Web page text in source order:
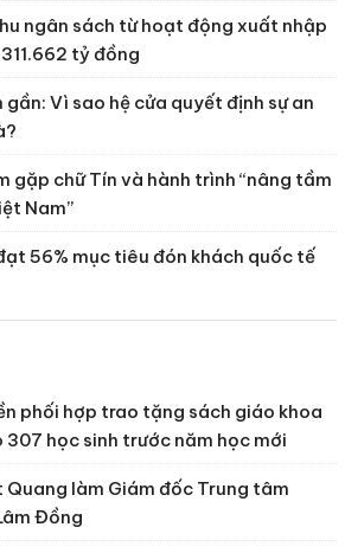
ngân sách từ hoạt động xuất nhập
tỷ đồng
gần: Vì sao hệ cửa quyết định sự an
gặp chữ Tín và hành trình “nâng tầm
Nam”
56% mục tiêu đón khách quốc tế
phối hợp trao tặng sách giáo khoa
307 học sinh trước năm học mới
Quang làm Giám đốc Trung tâm
Đồng